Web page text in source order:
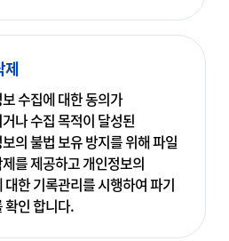
제
수집에 대한 동의가
나 수집 목적이 달성된
의 불법 보유 방지를 위해 파일
를 제공하고 개인정보의
대한 기록관리를 시행하여 파기
확인 합니다.